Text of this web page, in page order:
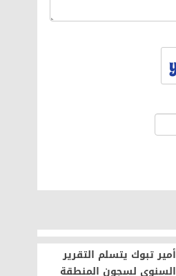
أمير تبوك يتسلم التقرير
السنوي لسجون المنطقة